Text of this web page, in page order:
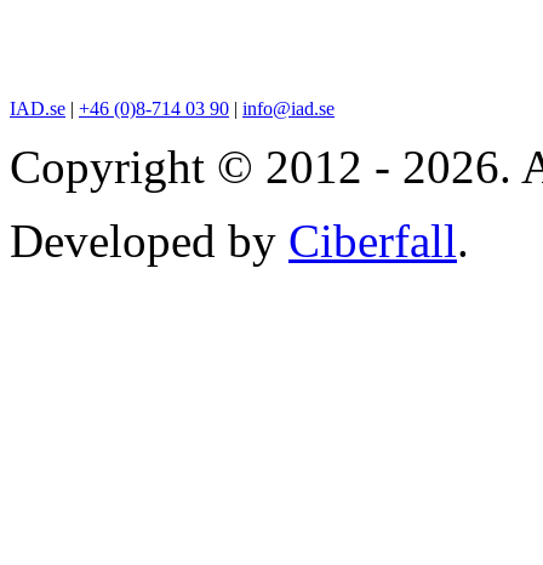
IAD.se | +46 (0)8-714 03 90 | info@iad.se
Copyright © 2012 - 2026.
Developed by Ciberfall.